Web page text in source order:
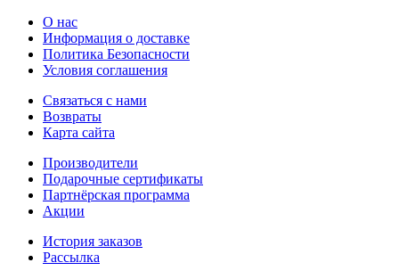
О нас
Информация о доставке
Политика Безопасности
Условия соглашения
Связаться с нами
Возвраты
Карта сайта
Производители
Подарочные сертификаты
Партнёрская программа
Акции
История заказов
Рассылка